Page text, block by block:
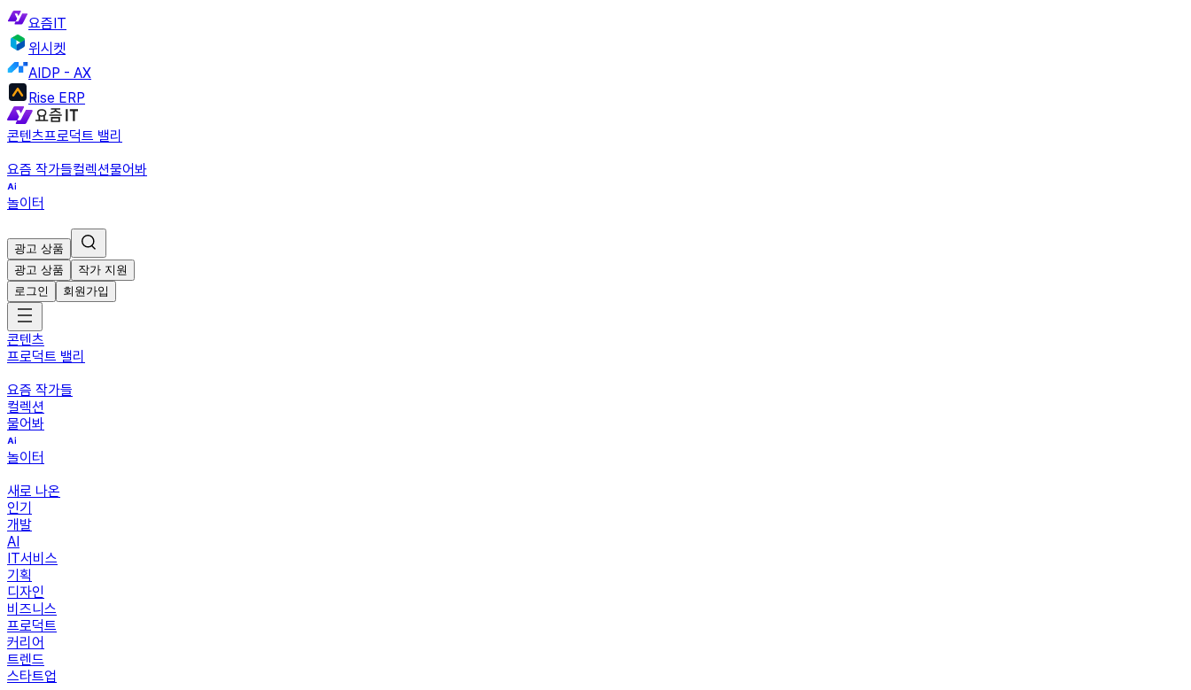
요즘IT
위시켓
AIDP - AX
Rise ERP
콘텐츠프로덕트 밸리
요즘 작가들컬렉션물어봐
놀이터
광고 상품
광고 상품
작가 지원
로그인
회원가입
콘텐츠
프로덕트 밸리
요즘 작가들
컬렉션
물어봐
놀이터
새로 나온
인기
개발
AI
IT서비스
기획
디자인
비즈니스
프로덕트
커리어
트렌드
스타트업